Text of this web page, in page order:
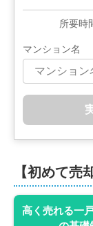
所要時
マンション名
【初めて売
高く売れる一